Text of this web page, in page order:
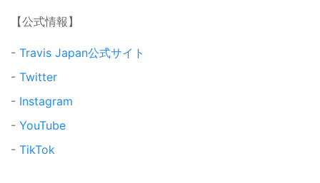
【公式情報】
- Travis Japan公式サイト
- Twitter
- Instagram
- YouTube
- TikTok